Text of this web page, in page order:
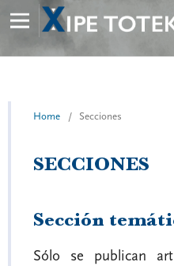
Home / Secciones
SECCIONES
Sección
Sólo se publican